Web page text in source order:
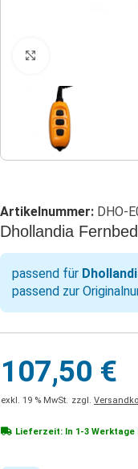
Klicken zum
Artikelnummer: DHO-
Dhollandia
passend für
passend zur
107,50 €
exkl. 19 % MwSt. zzgl.
Lieferzeit: In 1-3 Werktage